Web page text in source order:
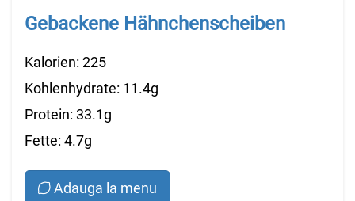
Gebackene Hähnchenscheiben
Kalorien: 225
Kohlenhydrate: 11.4g
Protein: 33.1g
Fette: 4.7g
Adauga la menu